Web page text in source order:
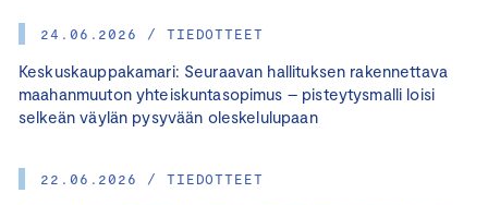
24.06.2026 / TIEDOTTEET
Keskuskauppakamari: Seuraavan hallituksen rakennettava
maahanmuuton yhteiskuntasopimus – pisteytysmalli loisi
selkeän väylän pysyvään oleskelulupaan
22.06.2026 / TIEDOTTEET